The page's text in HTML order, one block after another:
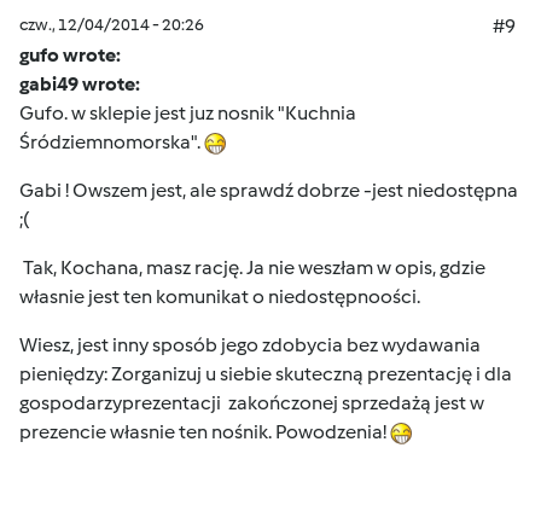
czw., 12/04/2014 - 20:26
#9
gufo wrote:
gabi49 wrote:
Gufo. w sklepie jest juz nosnik "Kuchnia
Śródziemnomorska".
Gabi ! Owszem jest, ale sprawdź dobrze -jest niedostępna
;(
Tak, Kochana, masz rację. Ja nie weszłam w opis, gdzie
własnie jest ten komunikat o niedostępnoości.
Wiesz, jest inny sposób jego zdobycia bez wydawania
pieniędzy: Zorganizuj u siebie skuteczną prezentację i dla
gospodarzyprezentacji zakończonej sprzedażą jest w
prezencie własnie ten nośnik. Powodzenia!